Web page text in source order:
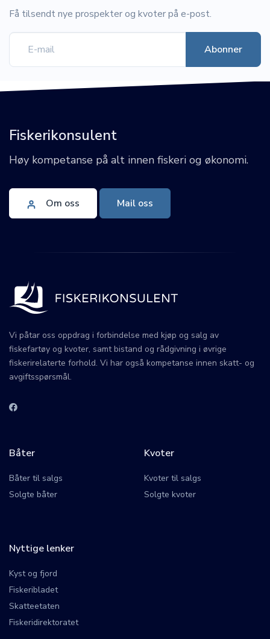
Få tilsendt nye prospekter og kvoter på e-post.
Fiskerikonsulent
Høy kompetanse på alt innen fiskeri og økonomi.
Om oss Mail oss
Vi påtar oss oppdrag i forbindelse med kjøp og salg av
fiskefartøy og kvoter, samt bistand og rådgivning i øvrige
fiskerirelaterte forhold. Vi har også kompetanse innen skatt- og
avgiftsspørsmål.
Båter
Båter til salgs
Solgte båter
Kvoter
Kvoter til salgs
Solgte kvoter
Nyttige lenker
Kyst og fjord
Fiskeribladet
Skatteetaten
Fiskeridirektoratet